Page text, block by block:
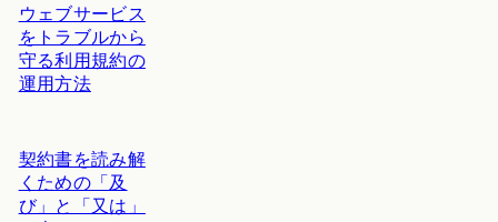
ウェブサービス
をトラブルから
守る利用規約の
運用方法
契約書を読み解
くための「及
び」と「又は」